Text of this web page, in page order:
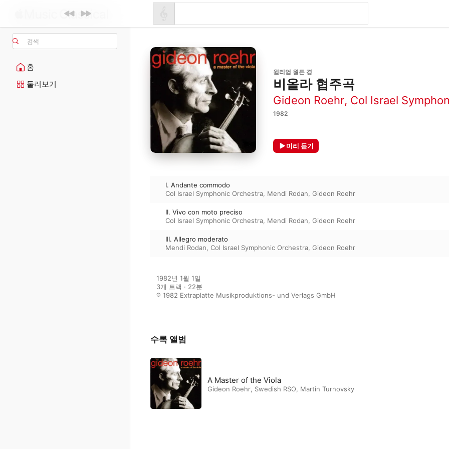
검색
홈
둘러보기
윌리엄 월튼 경
비올라 협주곡
Gideon Roehr, Col Israel
1982
미리 듣기
I. Andante commodo
Col Israel Symphonic Orchestra, Mendi Rodan, Gideon Roehr
II. Vivo con moto preciso
Col Israel Symphonic Orchestra, Mendi Rodan, Gideon Roehr
III. Allegro moderato
Mendi Rodan, Col Israel Symphonic Orchestra, Gideon Roehr
1982년 1월 1일
3개 트랙 · 22분
℗ 1982 Extraplatte Musikproduktions- und Verlags GmbH
수록 앨범
A Master of the Viola
Gideon Roehr, Swedish RSO, Martin Turnovsky